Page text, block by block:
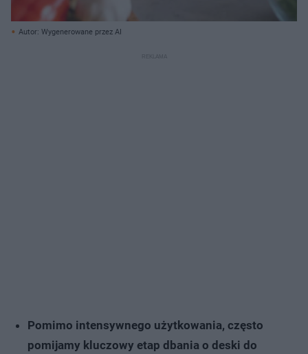
Autor: Wygenerowane przez AI
Pomimo intensywnego użytkowania, często
pomijamy kluczowy etap dbania o deski do